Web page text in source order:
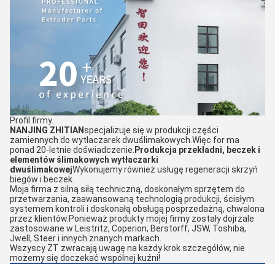
Profil firmy.
NANJING ZHITIANspecjalizuje się w produkcji części
zamiennych do wytłaczarek dwuślimakowych.Więc for ma
ponad 20-letnie doświadczenie. Produkcja przekładni, beczek i
elementów ślimakowych wytłaczarki
dwuślimakowejWykonujemy również usługę regeneracji skrzyń
biegów i beczek.
Moja firma z silną siłą techniczną, doskonałym sprzętem do
przetwarzania, zaawansowaną technologią produkcji, ścisłym
systemem kontroli i doskonałą obsługą posprzedażną, chwalona
przez klientów.Ponieważ produkty mojej firmy zostały dojrzale
zastosowane w Leistritz, Coperion, Berstorff, JSW, Toshiba,
Jwell, Steer i innych znanych markach.
Wszyscy ZT zwracają uwagę na każdy krok szczegółów, nie
możemy się doczekać wspólnej kuźni!